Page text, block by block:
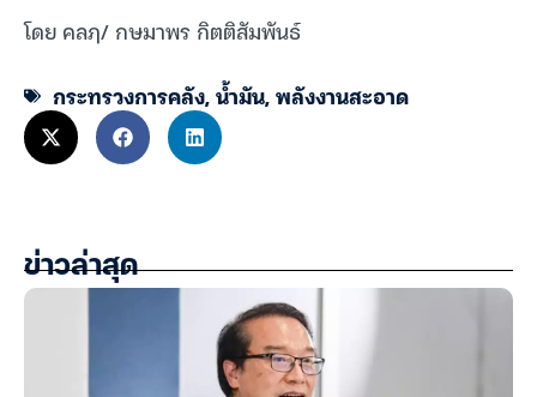
โดย คลฦ/ กษมาพร กิตติสัมพันธ์
กระทรวงการคลัง,น้ำมัน,พลังงานสะอาด
ข่าวล่าสุด